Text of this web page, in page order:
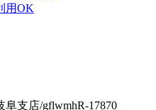
用OK
支店/gflwmhR-17870